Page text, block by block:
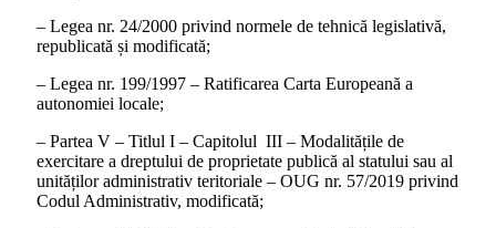
– Legea nr. 24/2000 privind normele de tehnică legislativă,
republicată și modificată;
– Legea nr. 199/1997 – Ratificarea Carta Europeană a
autonomiei locale;
– Partea V – Titlul I – Capitolul III – Modalitățile de
exercitare a dreptului de proprietate publică al statului sau al
unităților administrativ teritoriale – OUG nr. 57/2019 privind
Codul Administrativ, modificată;